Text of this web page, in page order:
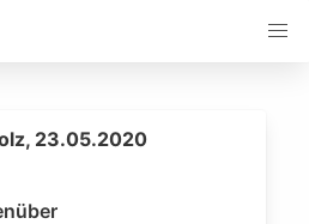
23.05.2020